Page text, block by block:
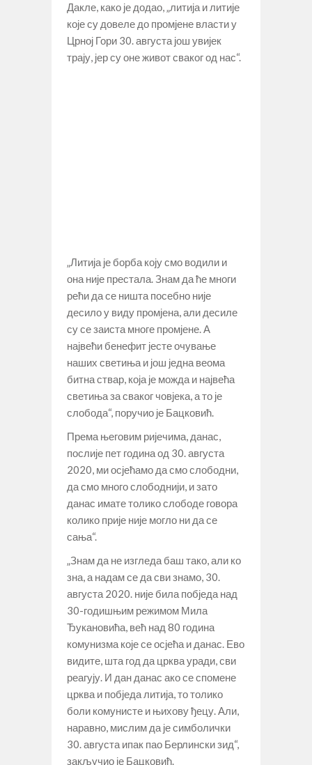
Дакле, како је додао, „литија и литије
које су довеле до промјене власти у
Црној Гори 30. августа још увијек
трају, јер су оне живот сваког од нас“.
„Литија је борба коју смо водили и
она није престала. Знам да ће многи
рећи да се ништа посебно није
десило у виду промјена, али десиле
су се заиста многе промјене. А
највећи бенефит јесте очување
наших светиња и још једна веома
битна ствар, која је можда и највећа
светиња за сваког човјека, а то је
слобода“, поручио је Бацковић.
Према његовим ријечима, данас,
послије пет година од 30. августа
2020, ми осјећамо да смо слободни,
да смо много слободнији, и зато
данас имате толико слободе говора
колико прије није могло ни да се
сања“.
„Знам да не изгледа баш тако, али ко
зна, а надам се да сви знамо, 30.
августа 2020. није била побједа над
30-годишњим режимом Мила
Ђукановића, већ над 80 година
комунизма које се осјећа и данас. Ево
видите, шта год да црква уради, сви
реагују. И дан данас ако се спомене
црква и побједа литија, то толико
боли комунисте и њихову ђецу. Али,
наравно, мислим да је симболички
30. августа ипак пао Берлински зид“,
закључио је Бацковић.